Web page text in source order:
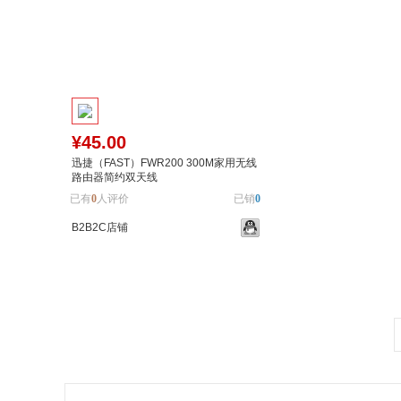
¥45.00
迅捷（FAST）FWR200 300M家用无线
路由器简约双天线
已有0人评价 已销0
B2B2C店铺